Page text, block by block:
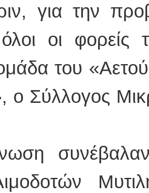
για την
όλοι οι
του
ο Σύλλογος